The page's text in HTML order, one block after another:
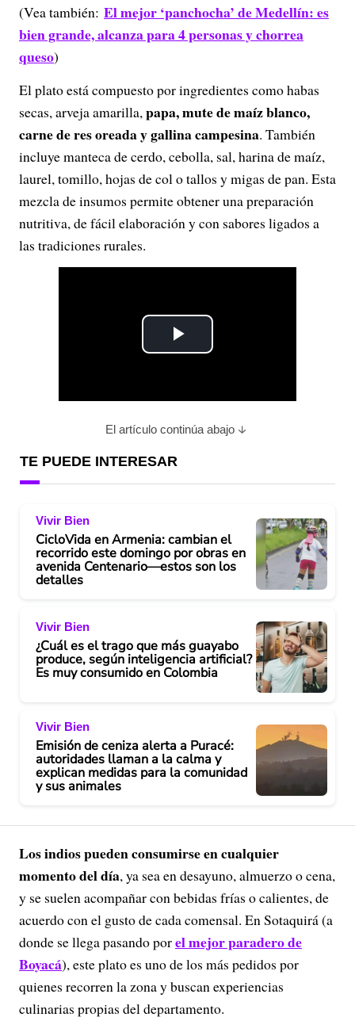
(Vea también: El mejor ‘panchocha’ de Medellín: es
bien grande, alcanza para 4 personas y chorrea
queso)
El plato está compuesto por ingredientes como habas
secas, arveja amarilla,papa, mute de maíz blanco,
carne de res oreada y gallina campesina. También
incluye manteca de cerdo, cebolla, sal, harina de maíz,
laurel, tomillo, hojas de col o tallos y migas de pan. Esta
mezcla de insumos permite obtener una preparación
nutritiva, de fácil elaboración y con sabores ligados a
las tradiciones rurales.
P
a
i
d
o
El artículo continúa abajo
TE PUEDE INTERESAR
Vivir Bien
CicloVida en Armenia: cambian el
recorrido este domingo por obras en
avenida Centenario—estos son los
detalles
Vivir Bien
¿Cuál es el trago que más guayabo
produce, según inteligencia artificial?
Es muy consumido en Colombia
Vivir Bien
Emisión de ceniza alerta a Puracé:
autoridades llaman a la calma y
explican medidas para la comunidad
y sus animales
Los indios pueden consumirse en cualquier
momento del día, ya sea en desayuno, almuerzo o cena,
y se suelen acompañar con bebidas frías o calientes, de
acuerdo con el gusto de cada comensal. En Sotaquirá (a
donde se llega pasando porel mejor paradero de
Boyacá), este plato es uno de los más pedidos por
quienes recorren la zona y buscan experiencias
culinarias propias del departamento.